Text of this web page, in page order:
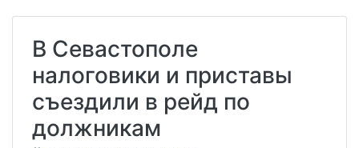
В Севастополе
налоговики и приставы
съездили в рейд по
должникам